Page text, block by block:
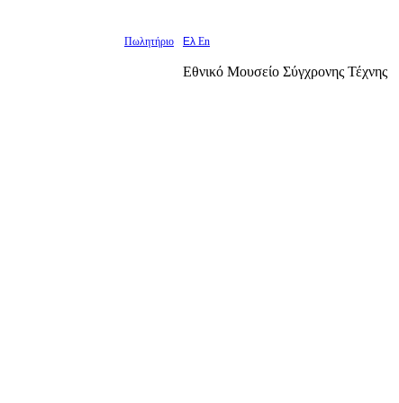
Πωλητήριο Ελ En
Εθνικό Μουσείο Σύγχρονης Τέχνης